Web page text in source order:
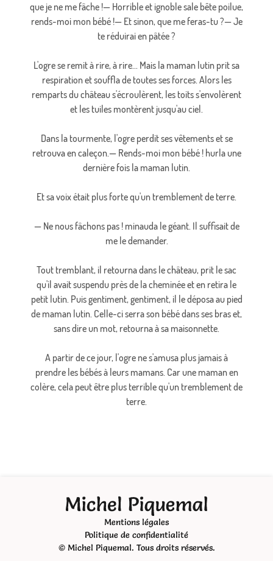
que je ne me fâche !— Horrible et ignoble sale bête poilue,
rends-moi mon bébé !— Et sinon, que me feras-tu ?— Je
te réduirai en pâtée ?
L'ogre se remit à rire, à rire... Mais la maman lutin prit sa
respiration et souffla de toutes ses forces. Alors les
remparts du château s'écroulèrent, les toits s'envolèrent
et les tuiles montèrent jusqu'au ciel.
Dans la tourmente, l'ogre perdit ses vêtements et se
retrouva en caleçon.— Rends-moi mon bébé ! hurla une
dernière fois la maman lutin.
Et sa voix était plus forte qu'un tremblement de terre.
— Ne nous fâchons pas ! minauda le géant. Il suffisait de
me le demander.
Tout tremblant, il retourna dans le château, prit le sac
qu'il avait suspendu près de la cheminée et en retira le
petit lutin. Puis gentiment, gentiment, il le déposa au pied
de maman lutin. Celle-ci serra son bébé dans ses bras et,
sans dire un mot, retourna à sa maisonnette.
A partir de ce jour, l'ogre ne s'amusa plus jamais à
prendre les bébés à leurs mamans. Car une maman en
colère, cela peut être plus terrible qu'un tremblement de
terre.
Mentions légales
Politique de confidentialité
© Michel Piquemal. Tous droits réservés.